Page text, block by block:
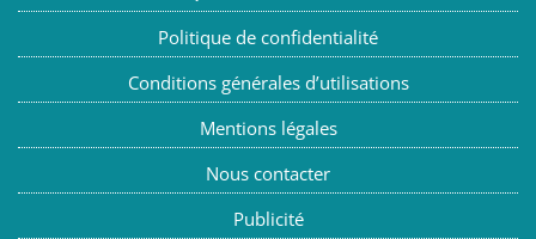
Politique de confidentialité
Conditions générales d’utilisations
Mentions légales
Nous contacter
Publicité